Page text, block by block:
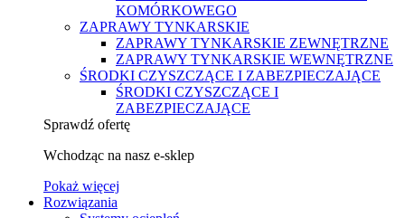
KOMÓRKOWEGO
ZAPRAWY TYNKARSKIE
ZAPRAWY TYNKARSKIE ZEWNĘTRZNE
ZAPRAWY TYNKARSKIE WEWNĘTRZNE
ŚRODKI CZYSZCZĄCE I ZABEZPIECZAJĄCE
ŚRODKI CZYSZCZĄCE I
ZABEZPIECZAJĄCE
Sprawdź ofertę
Wchodząc na nasz e-sklep
Pokaż więcej
Rozwiązania